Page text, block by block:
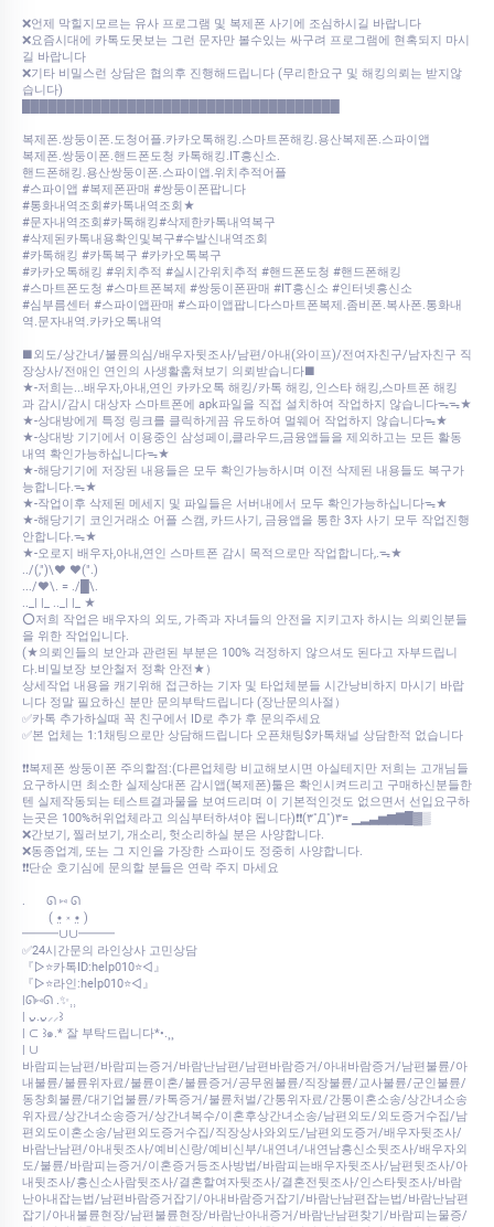
❌언제 막힐지모르는 유사 프로그램 및 복제폰 사기에 조심하시길 바랍니다
❌요즘시대에 카톡도못보는 그런 문자만 볼수있는 싸구려 프로그램에 현혹되지 마시
길 바랍니다
❌기타 비밀스런 상담은 협의후 진행해드립니다 (무리한요구 및 해킹의뢰는 받지않
습니다)
복제폰.쌍둥이폰.도청어플.카카오톡해킹.스마트폰해킹.용산복제폰.스파이앱
복제폰.쌍둥이폰.핸드폰도청 카톡해킹.IT흥신소.
핸드폰해킹.용산쌍둥이폰.스파이앱.위치추적어플
#스파이앱 #복제폰판매 #쌍둥이폰팝니다
#통화내역조회#카톡내역조회★
#문자내역조회#카톡해킹#삭제한카톡내역복구
#삭제된카톡내용확인및복구#수발신내역조회
#카톡해킹 #카톡복구 #카카오톡복구
#카카오톡해킹 #위치추적 #실시간위치추적 #핸드폰도청 #핸드폰해킹
#스마트폰도청 #스마트폰복제 #쌍둥이폰판매 #IT흥신소 #인터넷흥신소
#심부름센터 #스파이앱판매 #스파이앱팝니다스마트폰복제.좀비폰.복사폰.통화내
역.문자내역.카카오톡내역
■외도/상간녀/불륜의심/배우자뒷조사/남편/아내(와이프)/전여자친구/남자친구 직
장상사/전애인 연인의 사생활훔쳐보기 의뢰받습니다■
★-저희는...배우자,아내,연인 카카오톡 해킹/카톡 해킹, 인스타 해킹,스마트폰 해킹
과 감시/감시 대상자 스마트폰에 apk파일을 직접 설치하여 작업하지 않습니다ᯓᯓ★
★-상대방에게 특정 링크를 클릭하게끔 유도하여 멀웨어 작업하지 않습니다ᯓ★
★-상대방 기기에서 이용중인 삼성페이,클라우드,금융앱들을 제외하고는 모든 활동
내역 확인가능하십니다ᯓ★
★-해당기기에 저장된 내용들은 모두 확인가능하시며 이전 삭제된 내용들도 복구가
능합니다.ᯓ★
★-작업이후 삭제된 메세지 및 파일들은 서버내에서 모두 확인가능하십니다ᯓ★
★-해당기기 코인거래소 어플 스캠, 카드사기, 금융앱을 통한 3자 사기 모두 작업진행
안합니다.ᯓ★
★-오로지 배우자,아내,연인 스마트폰 감시 목적으로만 작업합니다,.ᯓ★
../(,")\♥ ♥(".)
.../♥\. = ./█\.
.._| |_ .._| |_ ★
⭕저희 작업은 배우자의 외도, 가족과 자녀들의 안전을 지키고자 하시는 의뢰인분들
을 위한 작업입니다.
(★의뢰인들의 보안과 관련된 부분은 100% 걱정하지 않으셔도 된다고 자부드립니
다.비밀보장 보안철저 정확 안전★）
상세작업 내용을 캐기위해 접근하는 기자 및 타업체분들 시간낭비하지 마시기 바랍
니다 정말 필요하신 분만 문의부탁드립니다 (장난문의사절）
✅카톡 추가하실때 꼭 친구에서 ID로 추가 후 문의주세요
✅본 업체는 1:1채팅으로만 상담해드립니다 오픈채팅$카톡채널 상담한적 없습니다
❗❗복제폰 쌍둥이폰 주의할점:(다른업체랑 비교해보시면 아실테지만 저희는 고개님들
요구하시면 최소한 실제상대폰 감시앱(복제폰)툴은 확인시켜드리고 구매하신분들한
텐 실제작동되는 테스트결과물을 보여드리며 이 기본적인것도 없으면서 선입요구하
는곳은 100%허위업체라고 의심부터하셔야 됩니다)❗❗(۳˚Д˚)۳= ▁▂▃▅▆▇█▓▒
❌간보기, 찔러보기, 개소리, 헛소리하실 분은 사양합니다.
❌동종업계, 또는 그 지인을 가장한 스파이도 정중히 사양합니다.
❗❗단순 호기심에 문의할 분들은 연락 주지 마세요
.⠀⠀ ᘏ ⑅ ᘏ
⠀⠀⠀( •̤ ༝ •̤ )
━━━∪∪━━━
✅24시간문의 라인상사 고민상담
『▷⭐카톡ID:help010⭐◁』
『▷⭐라인:help010⭐◁』
|ᘏ⑅ᘏ .✨⸒⸒
| ᴗ͈.ᴗ͈⸝⸝꒱
| ⊂ ꒱๑.* 잘 부탁드립니다*•.¸¸
| ∪
바람피는남편/바람피는증거/바람난남편/남편바람증거/아내바람증거/남편불륜/아
내불륜/불륜위자료/불륜이혼/불륜증거/공무원불륜/직장불륜/교사불륜/군인불륜/
동창회불륜/대기업불륜/카톡증거/불륜처벌/간통위자료/간통이혼소송/상간녀소송
위자료/상간녀소송증거/상간녀복수/이혼후상간녀소송/남편외도/외도증거수집/남
편외도이혼소송/남편외도증거수집/직장상사와외도/남편외도증거/배우자뒷조사/
바람난남편/아내뒷조사/예비신랑/예비신부/내연녀/내연남흥신소뒷조사/배우자외
도/불륜/바람피는증거/이혼증거등조사방법/바람피는배우자뒷조사/남편뒷조사/아
내뒷조사/흥신소사람뒷조사/결혼할여자뒷조사/결혼전뒷조사/인스타뒷조사/바람
난아내잡는법/남편바람증거잡기/아내바람증거잡기/바람난남편잡는법/바람난남편
잡기/아내불륜현장/남편불륜현장/바람난아내증거/바람난남편찾기/바람피는물증/